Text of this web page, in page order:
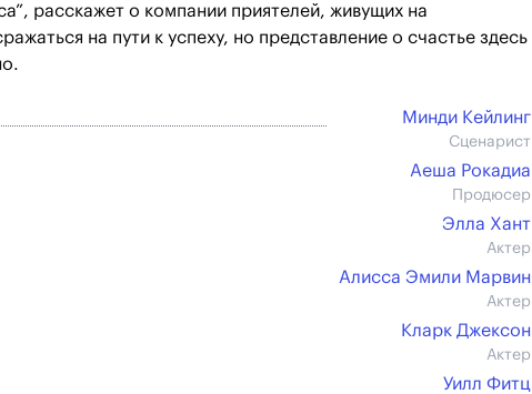
расскажет о компании приятелей, живущих на
на пути к успеху, но представление о счастье здесь
Минди Кейлинг
Сценарист
Аеша Рокадиа
Продюсер
Элла Хант
Актер
Алисса Эмили Марвин
Актер
Кларк Джексон
Актер
Уилл Фитц